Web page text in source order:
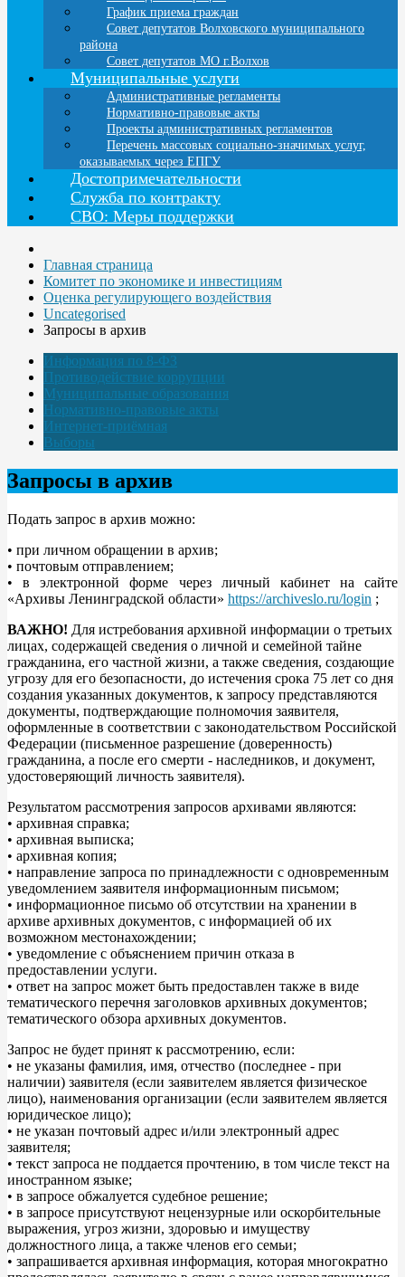
График приема граждан
Совет депутатов Волховского муниципального
района
Совет депутатов МО г.Волхов
Муниципальные услуги
Административные регламенты
Нормативно-правовые акты
Проекты административных регламентов
Перечень массовых социально-значимых услуг,
оказываемых через ЕПГУ
Достопримечательности
Служба по контракту
СВО: Меры поддержки
Главная страница
Комитет по экономике и инвестициям
Оценка регулирующего воздействия
Uncategorised
Запросы в архив
Информация по 8-ФЗ
Противодействие коррупции
Муниципальные образования
Нормативно-правовые акты
Интернет-приёмная
Выборы
Запросы в архив
Подать запрос в архив можно:
• при личном обращении в архив;
• почтовым отправлением;
• в электронной форме через личный кабинет на сайте
«Архивы Ленинградской области» https://archiveslo.ru/login ;
ВАЖНО! Для истребования архивной информации о третьих
лицах, содержащей сведения о личной и семейной тайне
гражданина, его частной жизни, а также сведения, создающие
угрозу для его безопасности, до истечения срока 75 лет со дня
создания указанных документов, к запросу представляются
документы, подтверждающие полномочия заявителя,
оформленные в соответствии с законодательством Российской
Федерации (письменное разрешение (доверенность)
гражданина, а после его смерти - наследников, и документ,
удостоверяющий личность заявителя).
Результатом рассмотрения запросов архивами являются:
• архивная справка;
• архивная выписка;
• архивная копия;
• направление запроса по принадлежности с одновременным
уведомлением заявителя информационным письмом;
• информационное письмо об отсутствии на хранении в
архиве архивных документов, с информацией об их
возможном местонахождении;
• уведомление с объяснением причин отказа в
предоставлении услуги.
• ответ на запрос может быть предоставлен также в виде
тематического перечня заголовков архивных документов;
тематического обзора архивных документов.
Запрос не будет принят к рассмотрению, если:
• не указаны фамилия, имя, отчество (последнее - при
наличии) заявителя (если заявителем является физическое
лицо), наименования организации (если заявителем является
юридическое лицо);
• не указан почтовый адрес и/или электронный адрес
заявителя;
• текст запроса не поддается прочтению, в том числе текст на
иностранном языке;
• в запросе обжалуется судебное решение;
• в запросе присутствуют нецензурные или оскорбительные
выражения, угроз жизни, здоровью и имуществу
должностного лица, а также членов его семьи;
• запрашивается архивная информация, которая многократно